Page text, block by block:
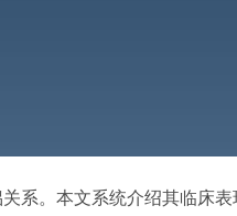
系。本文系统介绍其临床